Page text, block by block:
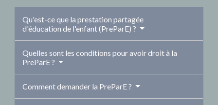
Qu'est-ce que la prestation partagée
d'éducation de l'enfant (PreParE) ?
Quelles sont les conditions pour avoir droit à la
PreParE ?
Comment demander la PreParE ?